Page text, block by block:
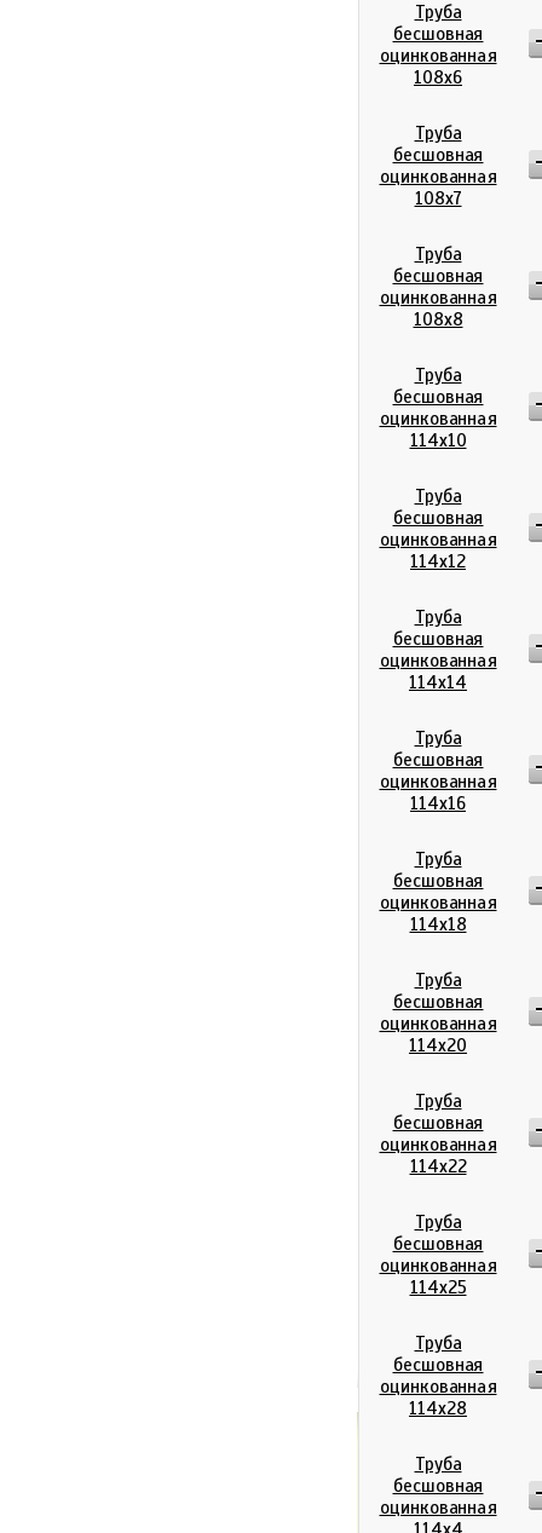
Труба
бесшовная
оцинкованная
108х6
Труба
бесшовная
оцинкованная
108х7
Труба
бесшовная
оцинкованная
108х8
Труба
бесшовная
оцинкованная
114х10
Труба
бесшовная
оцинкованная
114х12
Труба
бесшовная
оцинкованная
114х14
Труба
бесшовная
оцинкованная
114х16
Труба
бесшовная
оцинкованная
114х18
Труба
бесшовная
оцинкованная
114х20
Труба
бесшовная
оцинкованная
114х22
Труба
бесшовная
оцинкованная
114х25
Труба
бесшовная
оцинкованная
114х28
Труба
бесшовная
оцинкованная
Итого: